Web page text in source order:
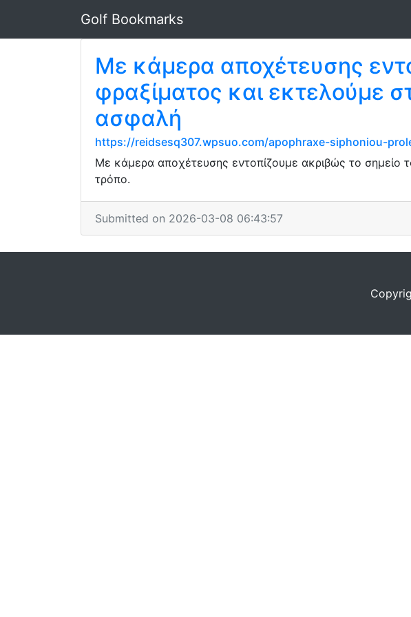
Golf Bookmarks
Με κάμερα αποχέτευσης
φραξίματος και εκτελούμε
ασφαλή
https://reidsesq307.wpsuo.com/apophraxe-siphoniou-
Με κάμερα αποχέτευσης εντοπίζουμε ακριβώς το
τρόπο.
Submitted on 2026-03-08 06:43:57